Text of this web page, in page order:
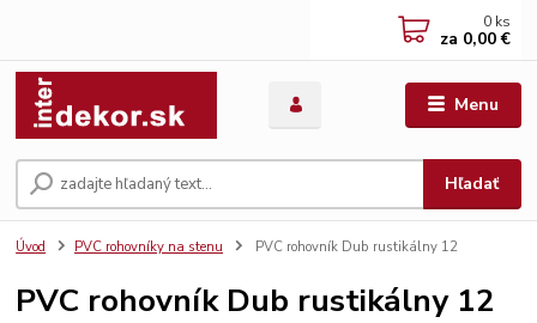
Menu
Hľadať
0 ks
za 0,00 €
Úvod PVC rohovníky na stenu PVC rohovník Dub rustikálny 12
PVC rohovník Dub rustikálny 12